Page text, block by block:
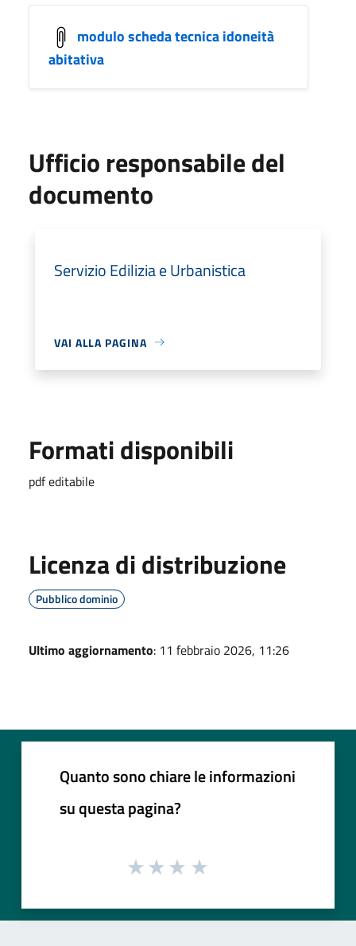
modulo scheda tecnica idoneità
abitativa
Ufficio responsabile del
documento
Servizio Edilizia e Urbanistica
VAI ALLA PAGINA
Formati disponibili
pdf editabile
Licenza di distribuzione
Pubblico dominio
Ultimo aggiornamento: 11 febbraio 2026, 11:26
Quanto sono chiare le informazioni
su questa pagina?